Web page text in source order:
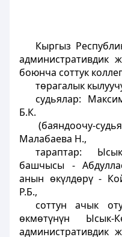
Кыргыз
административдик
боюнча соттук
төрагалык
судьялар:
Б.К.
(баяндоочу-
Малабаева Н.,
тараптар:
башчысы -
анын өкүлдөрү -
Р.Б.,
соттун ачык
өкмөтүнүн Ысык-
административдик